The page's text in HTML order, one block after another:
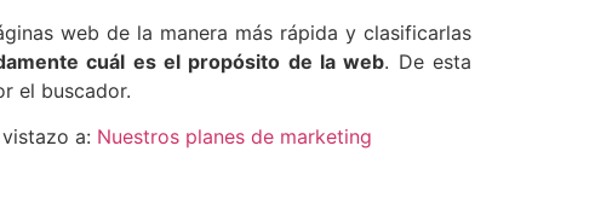
web de la manera más rápida y clasificarlas
cuál es el propósito de la web. De esta
el buscador.
a: Nuestros planes de marketing